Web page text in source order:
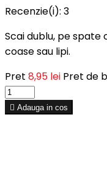
Recenzie(i): 3
Scai dublu, pe spate
coase sau lipi.
Pret 8,95 lei Pret de
 Adauga in cos